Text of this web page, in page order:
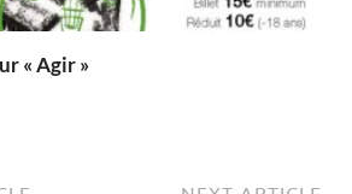
« Agir »